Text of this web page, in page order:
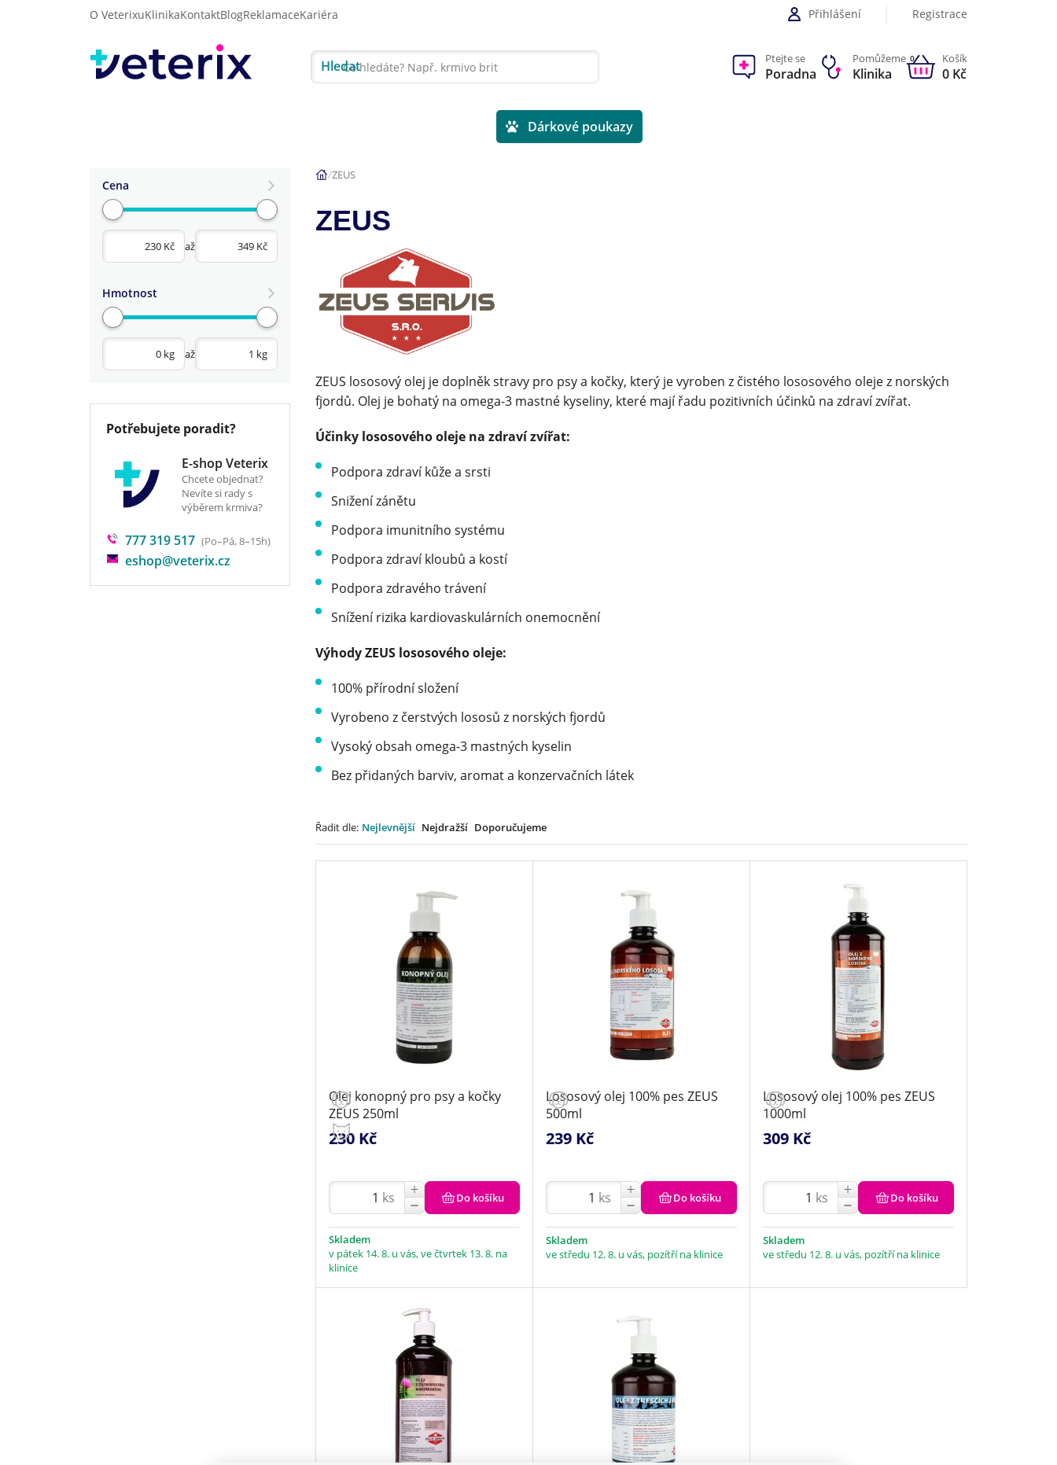
O VeterixuKlinikaKontaktBlogReklamaceKariéra Přihlášení Registrace
Hledat Ptejte se
Poradna
Pomůžeme
Klinika
0 Košík
0 Kč
Dárkové poukazy
Cena
až
Hmotnost
až
Potřebujete poradit?
E-shop Veterix
Chcete objednat?
Nevíte si rady s
výběrem krmiva?
777 319 517 (Po–Pá, 8–15h)
eshop@veterix.cz
ZEUS
ZEUS
ZEUS lososový olej je doplněk stravy pro psy a kočky, který je vyroben z čistého lososového oleje z norských
fjordů. Olej je bohatý na omega-3 mastné kyseliny, které mají řadu pozitivních účinků na zdraví zvířat.
Účinky lososového oleje na zdraví zvířat:
Podpora zdraví kůže a srsti
Snižení zánětu
Podpora imunitního systému
Podpora zdraví kloubů a kostí
Podpora zdravého trávení
Snížení rizika kardiovaskulárních onemocnění
Výhody ZEUS lososového oleje:
100% přírodní složení
Vyrobeno z čerstvých lososů z norských fjordů
Vysoký obsah omega-3 mastných kyselin
Bez přidaných barviv, aromat a konzervačních látek
Řadit dle: Nejlevnější Nejdražší Doporučujeme
Olej konopný pro psy a kočky
ZEUS 250ml
230 Kč
ks Do košíku
Skladem
v pátek 14. 8. u vás, ve čtvrtek 13. 8. na
klinice
Lososový olej 100% pes ZEUS
500ml
239 Kč
ks Do košíku
Skladem
ve středu 12. 8. u vás, pozítří na klinice
Lososový olej 100% pes ZEUS
1000ml
309 Kč
ks Do košíku
Skladem
ve středu 12. 8. u vás, pozítří na klinice